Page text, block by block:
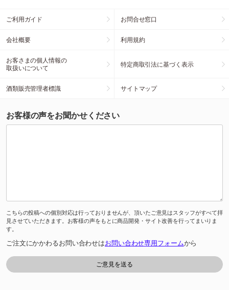
ご利用ガイド お問合せ窓口
会社概要 利用規約
お客さまの個人情報の
取扱いについて
特定商取引法に基づく表示
酒類販売管理者標識 サイトマップ
お客様の声をお聞かせください
こちらの投稿への個別対応は行っておりませんが、頂いたご意見はスタッフがすべて拝
見させていただきます。お客様の声をもとに商品開発・サイト改善を行ってまいりま
す。
ご注文にかかわるお問い合わせはお問い合わせ専用フォームから